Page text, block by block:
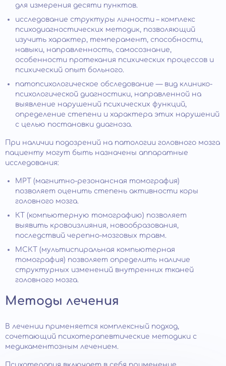
для измерения десяти пунктов.
исследование структуры личности – комплекс
психодиагностических методик, позволяющий
изучить характер, темперамент, способности,
навыки, направленность, самосознание,
особенности протекания психических процессов и
психический опыт больного.
патопсихологическое обследование — вид клинико-
психологической диагностики, направленной на
выявление нарушений психических функций,
определение степени и характера этих нарушений
с целью постановки диагноза.
При наличии подозрений на патологии головного мозга
пациенту могут быть назначены аппаратные
исследования:
МРТ (магнитно-резонансная томография)
позволяет оценить степень активности коры
головного мозга.
КТ (компьютерную томографию) позволяет
выявить кровоизлияния, новообразования,
последствий черепно-мозговых травм.
МСКТ (мультиспиральная компьютерная
томография) позволяет определить наличие
структурных изменений внутренних тканей
головного мозга.
Методы лечения
В лечении применяется комплексный подход,
сочетающий психотерапевтические методики с
медикаментозным лечением.